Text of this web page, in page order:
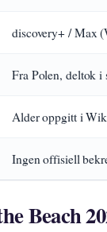
discovery+ / Max
Fra Polen, deltok
Alder oppgitt i
Ingen offisiell
Beach